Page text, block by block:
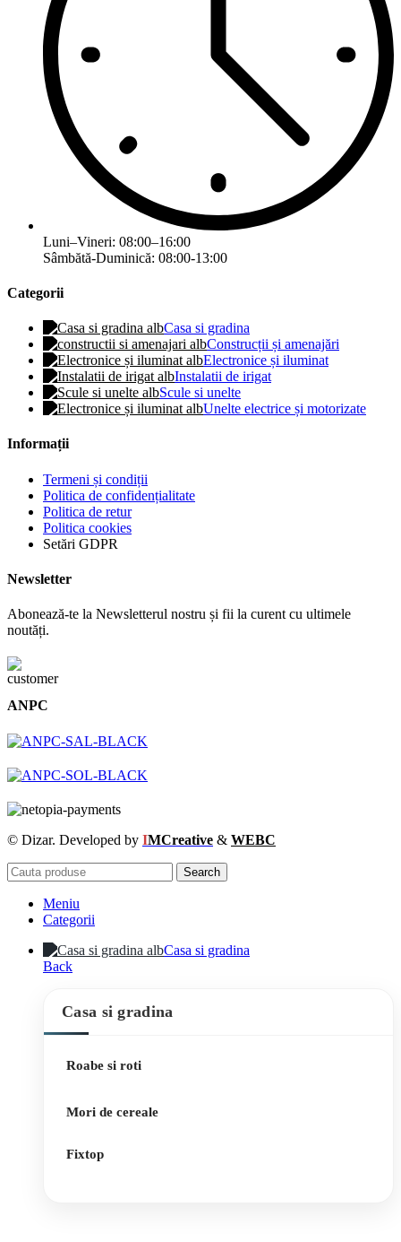
Luni–Vineri: 08:00–16:00
Sâmbătă-Duminică: 08:00-13:00
Categorii
Casa si gradina
Construcții și amenajări
Electronice și iluminat
Instalatii de irigat
Scule si unelte
Unelte electrice și motorizate
Informații
Termeni și condiții
Politica de confidențialitate
Politica de retur
Politica cookies
Setări GDPR
Newsletter
Abonează-te la Newsletterul nostru și fii la curent cu ultimele
noutăți.
ANPC
© Dizar. Developed by IMCreative & WEBC
Search
Meniu
Categorii
Casa si gradina
Back
Casa si gradina
Roabe si roti
Mori de cereale
Fixtop